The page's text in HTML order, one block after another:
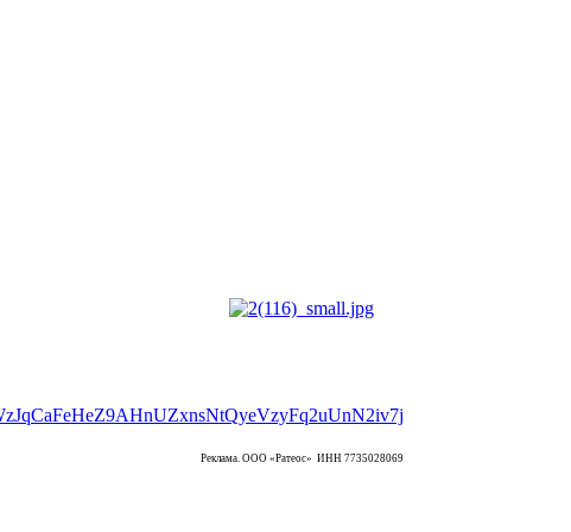
Реклама. ООО «Ратеос» ИНН 7735028069